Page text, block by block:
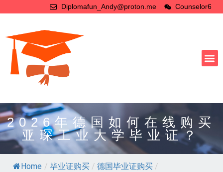
Diplomafun_Andy@proton.me Counselor6
2026年德国如何在线购买
亚琛工业大学毕业证？
Home / 毕业证购买 / 德国毕业证购买 /